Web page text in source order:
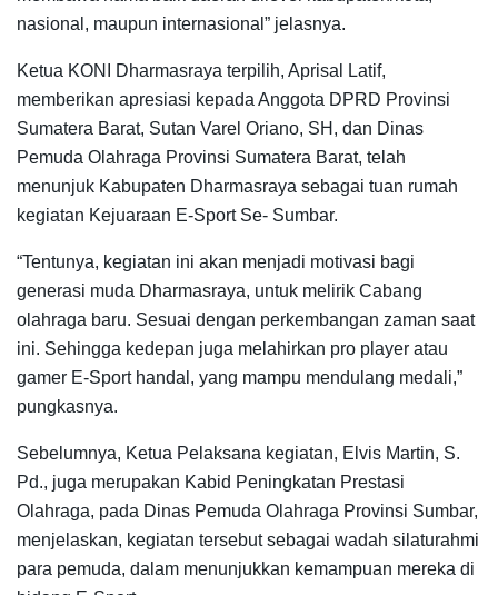
nasional, maupun internasional” jelasnya.
Ketua KONI Dharmasraya terpilih, Aprisal Latif,
memberikan apresiasi kepada Anggota DPRD Provinsi
Sumatera Barat, Sutan Varel Oriano, SH, dan Dinas
Pemuda Olahraga Provinsi Sumatera Barat, telah
menunjuk Kabupaten Dharmasraya sebagai tuan rumah
kegiatan Kejuaraan E-Sport Se- Sumbar.
“Tentunya, kegiatan ini akan menjadi motivasi bagi
generasi muda Dharmasraya, untuk melirik Cabang
olahraga baru. Sesuai dengan perkembangan zaman saat
ini. Sehingga kedepan juga melahirkan pro player atau
gamer E-Sport handal, yang mampu mendulang medali,”
pungkasnya.
Sebelumnya, Ketua Pelaksana kegiatan, Elvis Martin, S.
Pd., juga merupakan Kabid Peningkatan Prestasi
Olahraga, pada Dinas Pemuda Olahraga Provinsi Sumbar,
menjelaskan, kegiatan tersebut sebagai wadah silaturahmi
para pemuda, dalam menunjukkan kemampuan mereka di